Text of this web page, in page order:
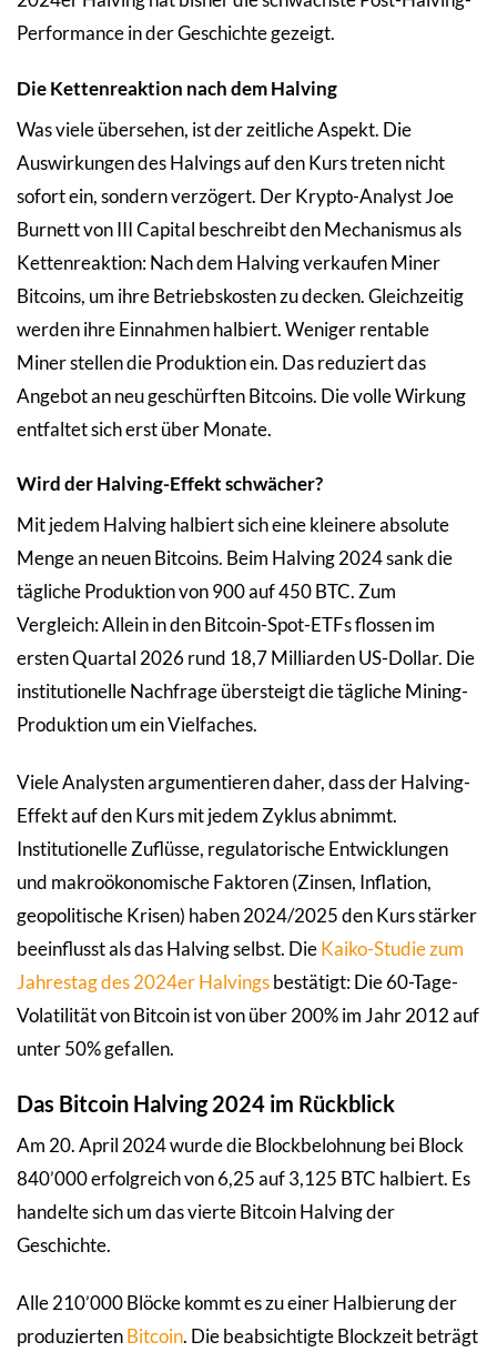
Performance in der Geschichte gezeigt.
Die Kettenreaktion nach dem Halving
Was viele übersehen, ist der zeitliche Aspekt. Die
Auswirkungen des Halvings auf den Kurs treten nicht
sofort ein, sondern verzögert. Der Krypto-Analyst Joe
Burnett von III Capital beschreibt den Mechanismus als
Kettenreaktion: Nach dem Halving verkaufen Miner
Bitcoins, um ihre Betriebskosten zu decken. Gleichzeitig
werden ihre Einnahmen halbiert. Weniger rentable
Miner stellen die Produktion ein. Das reduziert das
Angebot an neu geschürften Bitcoins. Die volle Wirkung
entfaltet sich erst über Monate.
Wird der Halving-Effekt schwächer?
Mit jedem Halving halbiert sich eine kleinere absolute
Menge an neuen Bitcoins. Beim Halving 2024 sank die
tägliche Produktion von 900 auf 450 BTC. Zum
Vergleich: Allein in den Bitcoin-Spot-ETFs flossen im
ersten Quartal 2026 rund 18,7 Milliarden US-Dollar. Die
institutionelle Nachfrage übersteigt die tägliche Mining-
Produktion um ein Vielfaches.
Viele Analysten argumentieren daher, dass der Halving-
Effekt auf den Kurs mit jedem Zyklus abnimmt.
Institutionelle Zuflüsse, regulatorische Entwicklungen
und makroökonomische Faktoren (Zinsen, Inflation,
geopolitische Krisen) haben 2024/2025 den Kurs stärker
beeinflusst als das Halving selbst. DieKaiko-Studie zum
Jahrestag des 2024er Halvingsbestätigt: Die 60-Tage-
Volatilität von Bitcoin ist von über 200% im Jahr 2012 auf
unter 50% gefallen.
Das Bitcoin Halving 2024 im Rückblick
Am 20. April 2024 wurde die Blockbelohnung bei Block
840’000 erfolgreich von 6,25 auf 3,125 BTC halbiert. Es
handelte sich um das vierte Bitcoin Halving der
Geschichte.
Alle 210’000 Blöcke kommt es zu einer Halbierung der
produziertenBitcoin. Die beabsichtigte Blockzeit beträgt